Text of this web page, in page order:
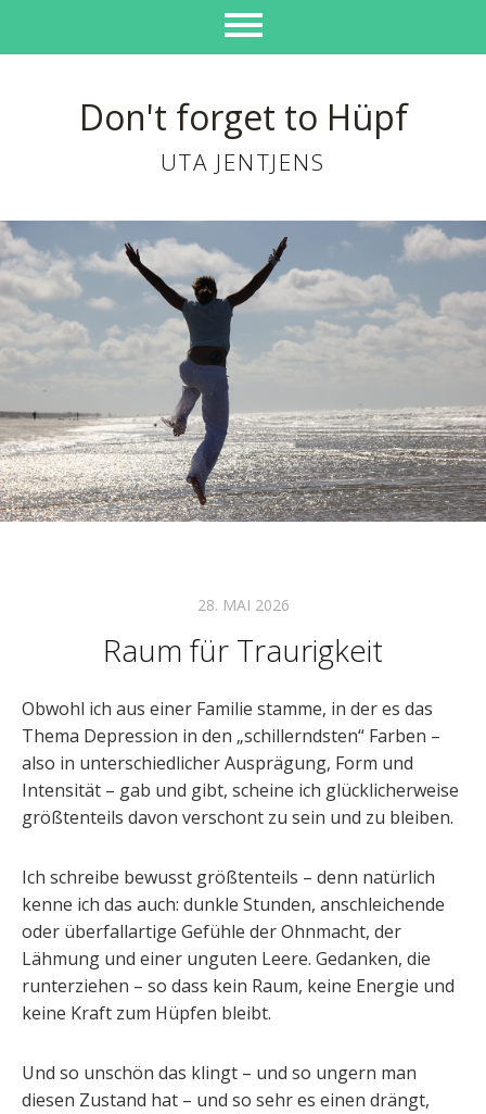
Don't forget to Hüpf
UTA JENTJENS
28. MAI 2026
Raum für Traurigkeit
Obwohl ich aus einer Familie stamme, in der es das
Thema Depression in den „schillerndsten“ Farben –
also in unterschiedlicher Ausprägung, Form und
Intensität – gab und gibt, scheine ich glücklicherweise
größtenteils davon verschont zu sein und zu bleiben.
Ich schreibe bewusst größtenteils – denn natürlich
kenne ich das auch: dunkle Stunden, anschleichende
oder überfallartige Gefühle der Ohnmacht, der
Lähmung und einer unguten Leere. Gedanken, die
runterziehen – so dass kein Raum, keine Energie und
keine Kraft zum Hüpfen bleibt.
Und so unschön das klingt – und so ungern man
diesen Zustand hat – und so sehr es einen drängt,